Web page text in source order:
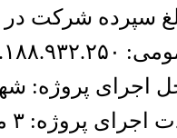
سپرده شرکت در
ریال
اجرای پروژه:
اجرای پروژه: ۳ ماه